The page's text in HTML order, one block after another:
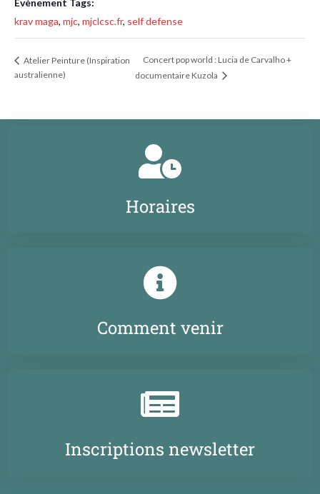
Évènement Tags:
krav maga, mjc, mjclcsc.fr, self defense
Atelier Peinture (Inspiration
australienne)
Concert pop world : Lucia de Carvalho +
documentaire Kuzola
Horaires
Comment venir
Inscriptions newsletter